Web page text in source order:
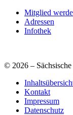
Mitglied
Adressen
Infothek
© 2026 –
Kontakt
Impressum
Datenschutz